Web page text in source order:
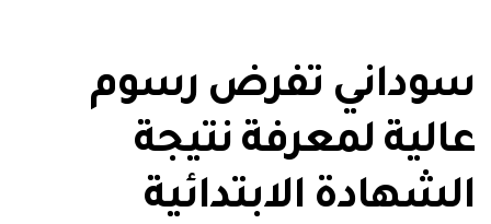
سوداني تفرض رسوم
عالية لمعرفة نتيجة
الشهادة الابتدائية